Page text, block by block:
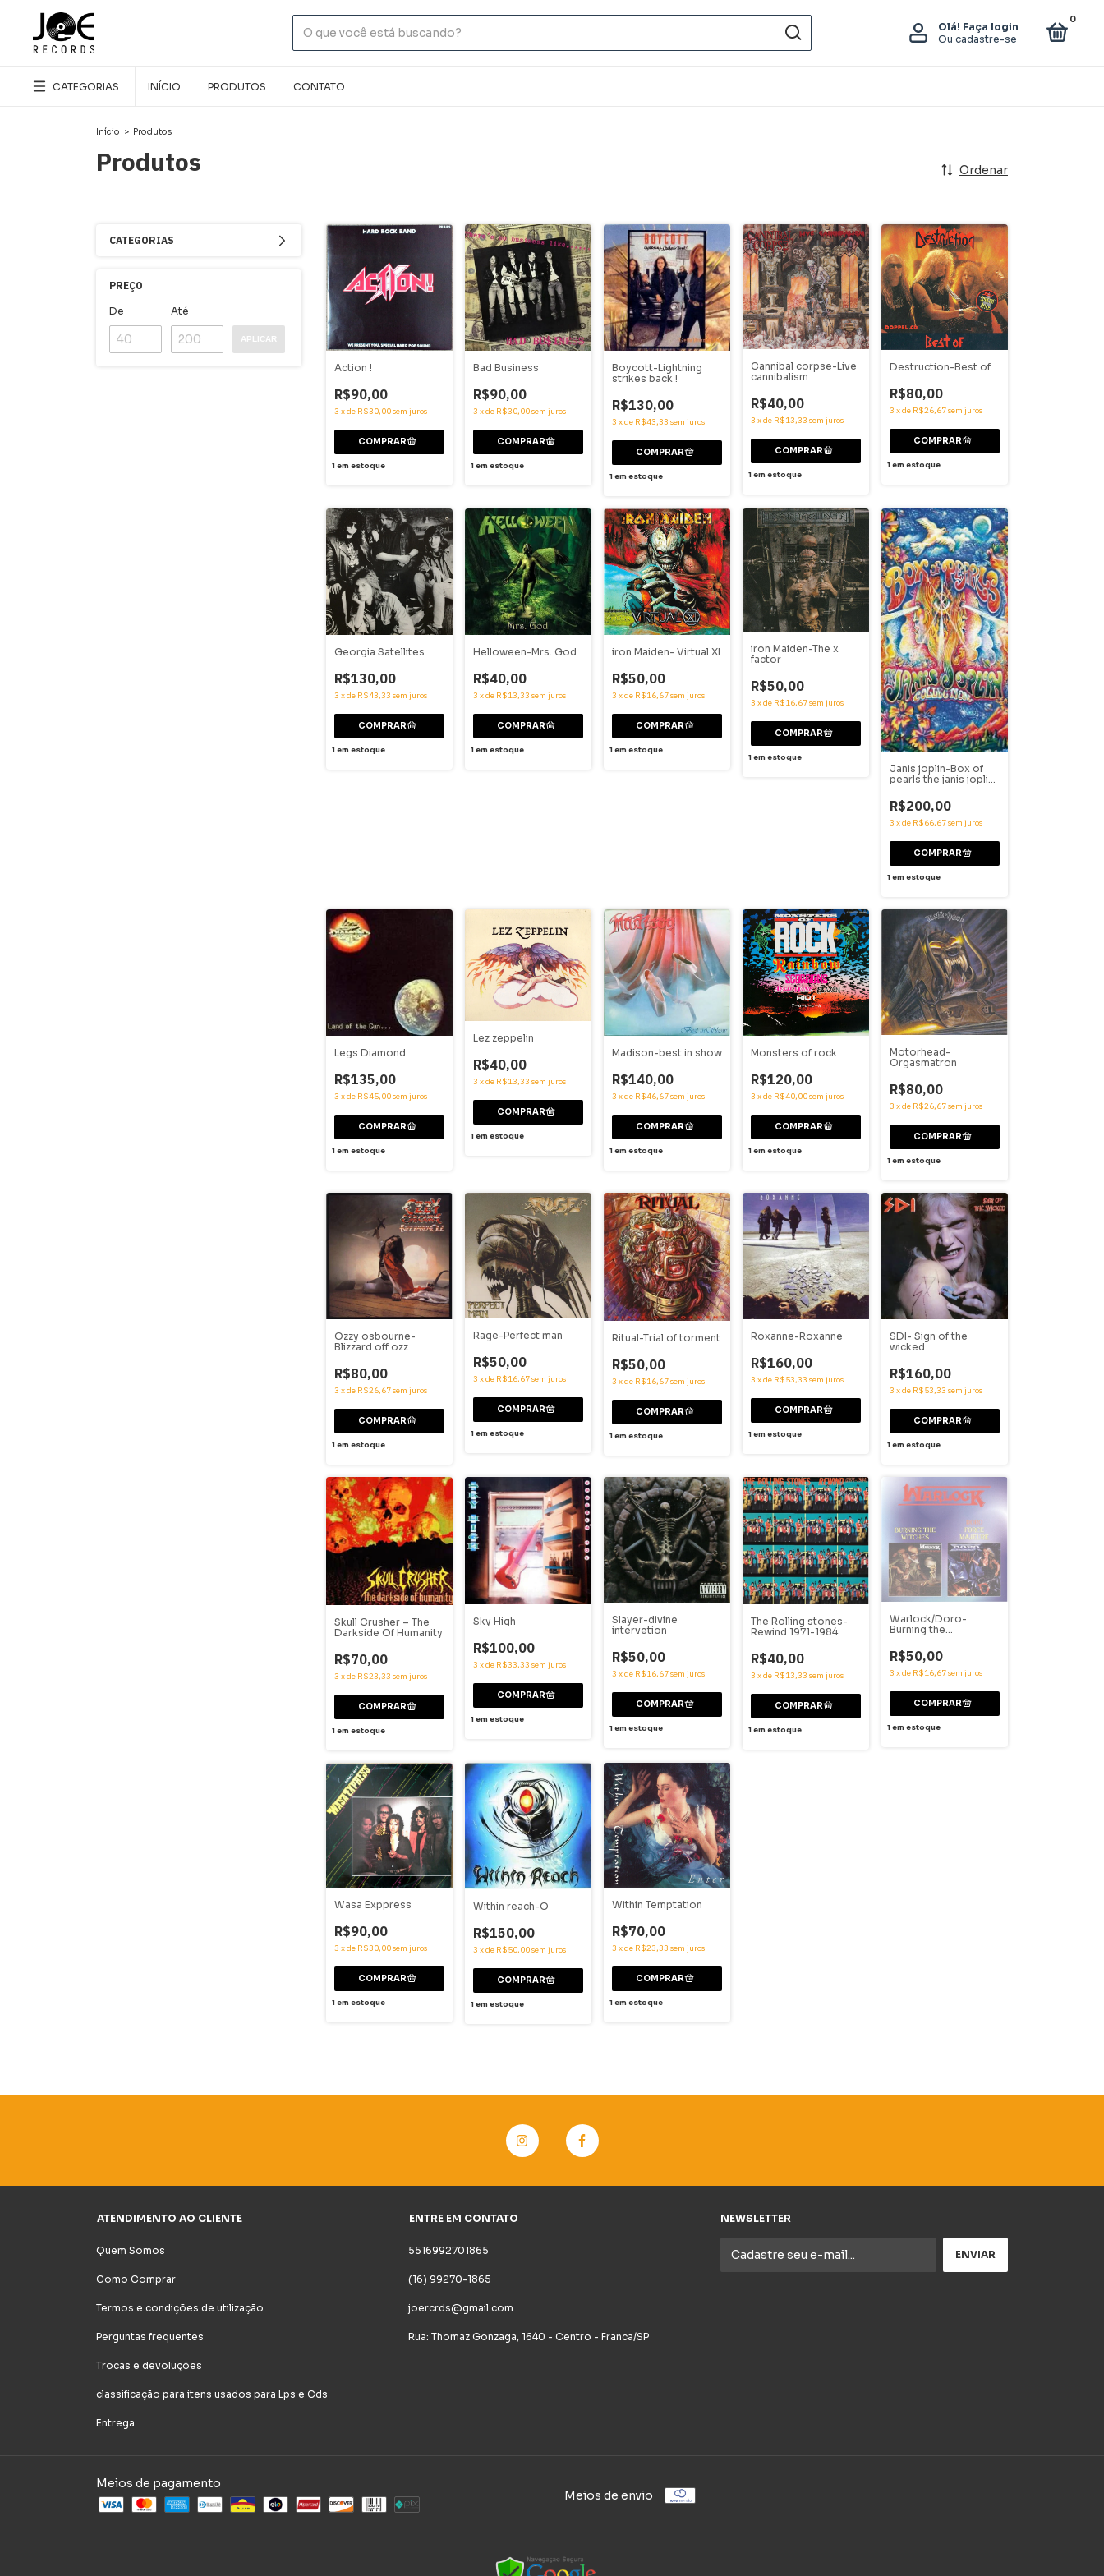
Olá! Faça login
Ou cadastre-se
0
CATEGORIAS INÍCIO PRODUTOS CONTATO
Início > Produtos
Produtos Ordenar
CATEGORIAS
PREÇO
De Até
APLICAR
Action !
R$90,00
3 xde R$30,00sem juros
1em estoque
Bad Business
R$90,00
3 xde R$30,00sem juros
1em estoque
Boycott-Lightning
strikes back !
R$130,00
3 xde R$43,33 sem juros
1em estoque
Cannibal corpse-Live
cannibalism
R$40,00
3 xde R$13,33 sem juros
1em estoque
Destruction-Best of
R$80,00
3 xde R$26,67sem juros
1em estoque
Georgia Satellites
R$130,00
3 xde R$43,33 sem juros
1em estoque
Helloween-Mrs. God
R$40,00
3 xde R$13,33 sem juros
1em estoque
iron Maiden- Virtual XI
R$50,00
3 xde R$16,67sem juros
1em estoque
iron Maiden-The x
factor
R$50,00
3 xde R$16,67sem juros
1em estoque
Janis joplin-Box of
pearls the janis joplin
R$200,00
3 xde R$66,67sem juros
1em estoque
Legs Diamond
R$135,00
3 xde R$45,00sem juros
1em estoque
Lez zeppelin
R$40,00
3 xde R$13,33 sem juros
1em estoque
Madison-best in show
R$140,00
3 xde R$46,67sem juros
1em estoque
Monsters of rock
R$120,00
3 xde R$40,00sem juros
1em estoque
Motorhead-
Orgasmatron
R$80,00
3 xde R$26,67sem juros
1em estoque
Ozzy osbourne-
Blizzard off ozz
R$80,00
3 xde R$26,67sem juros
1em estoque
Rage-Perfect man
R$50,00
3 xde R$16,67sem juros
1em estoque
Ritual-Trial of torment
R$50,00
3 xde R$16,67sem juros
1em estoque
Roxanne-Roxanne
R$160,00
3 xde R$53,33 sem juros
1em estoque
SDI- Sign of the
wicked
R$160,00
3 xde R$53,33 sem juros
1em estoque
Skull Crusher – The
Darkside Of Humanity
R$70,00
3 xde R$23,33 sem juros
1em estoque
Sky High
R$100,00
3 xde R$33,33 sem juros
1em estoque
Slayer-divine
intervetion
R$50,00
3 xde R$16,67sem juros
1em estoque
The Rolling stones-
Rewind 1971-1984
R$40,00
3 xde R$13,33 sem juros
1em estoque
Warlock/Doro-
Burning the
majeure
R$50,00
3 xde R$16,67sem juros
1em estoque
Wasa Exppress
R$90,00
3 xde R$30,00sem juros
1em estoque
Within reach-O
R$150,00
3 xde R$50,00sem juros
1em estoque
Within Temptation
R$70,00
3 xde R$23,33 sem juros
1em estoque
ATENDIMENTO AO CLIENTE
Quem Somos
Como Comprar
Termos e condições de utilização
Perguntas frequentes
Trocas e devoluções
classificação para itens usados para Lps e Cds
Entrega
ENTRE EM CONTATO
5516992701865
(16) 99270-1865
joercrds@gmail.com
Rua: Thomaz Gonzaga, 1640 - Centro - Franca/SP
NEWSLETTER
Meios de pagamento
Meios de envio